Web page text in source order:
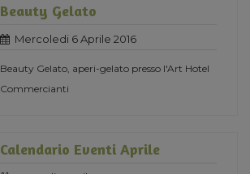
Beauty Gelato
Mercoledi 6 Aprile 2016
Beauty Gelato, aperi-gelato presso l'Art Hotel
Commercianti
Calendario Eventi Aprile